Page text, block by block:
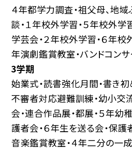
４年都学力調査・祖父母、地
談・１年校外学習・５年校外学
学芸会・２年校外学習・６年校
年演劇鑑賞教室・バンドコンサ
3学期
始業式・読書強化月間・書き初
不審者対応避難訓練・幼小交
会・連合作品展・都展・５年幼
護者会・６年生を送る会・保護
音楽鑑賞教室・４年二分の一